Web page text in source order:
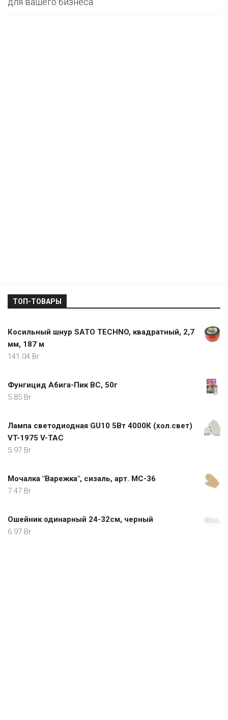
ТОП-ТОВАРЫ
Косильный шнур SATO TECHNO, квадратный, 2,7
мм, 187 м
141.04 Br
Фунгицид Абига-Пик ВС, 50г
5.85 Br
Лампа светодиодная GU10 5Вт 4000К (хол.свет)
VT-1975 V-TAC
5.97 Br
Мочалка "Варежка", сизаль, арт. МС-36
7.47 Br
Ошейник одинарный 24-32см, черный
6.97 Br